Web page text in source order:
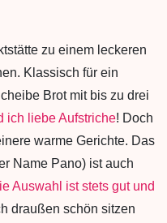
zu einem leckeren
Klassisch für ein
Brot mit bis zu drei
ich liebe Aufstriche! Doch
warme Gerichte. Das
Name Pano) ist auch
Auswahl ist stets gut und
draußen schön sitzen